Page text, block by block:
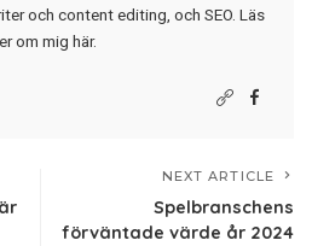
och content editing, och SEO. Läs
om mig här.
NEXT ARTICLE
Spelbranschens
förväntade värde år 2024